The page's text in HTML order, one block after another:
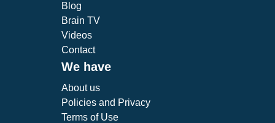
Blog
Brain TV
Videos
Contact
We have
About us
Policies and Privacy
Terms of Use